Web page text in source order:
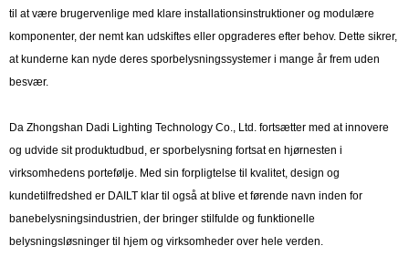
til at være brugervenlige med klare installationsinstruktioner og modulære
komponenter, der nemt kan udskiftes eller opgraderes efter behov. Dette sikrer,
at kunderne kan nyde deres sporbelysningssystemer i mange år frem uden
besvær.
Da Zhongshan Dadi Lighting Technology Co., Ltd. fortsætter med at innovere
og udvide sit produktudbud, er sporbelysning fortsat en hjørnesten i
virksomhedens portefølje. Med sin forpligtelse til kvalitet, design og
kundetilfredshed er DAILT klar til også at blive et førende navn inden for
banebelysningsindustrien, der bringer stilfulde og funktionelle
belysningsløsninger til hjem og virksomheder over hele verden.